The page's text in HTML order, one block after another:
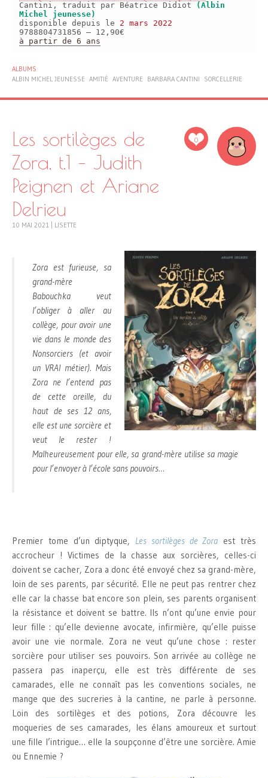
Cantini, traduit par Béatrice Didiot
(Albin
Michel jeunesse)
disponible depuis le 2 mars 2022
9788804731856 – 12,90€
à partir de 6 ans
ALBUMS
ALBIN MICHEL JEUNESSE AMITIÉ AVENTURE BARBARA CANTINI SORCELLERIE
0
Les sortilèges de
Zora, t.1 – Judith
Peignen et Ariane
Delrieu
10 MAI 2021 LISETTE
Zora est furieuse, sa
grand-mère
Babouchka veut
l’obliger à aller au
collège, pour avoir une
vie dans le monde des
Nonsorciers (et avoir
un VRAI métier). Mais
Zora ne l’entend pas
de cette oreille, du
haut de ses 12 ans,
elle est une sorcière et
veut le rester !
Malheureusement pour elle, sa grand-mère utilise sa magie
pour l’envoyer à l’école sans pouvoirs…
Premier tome d’un diptyque, Les sortilèges de Zora est très
accrocheur ! Victimes de la chasse aux sorcières, celles-ci
doivent se cacher, Zora a donc été envoyé chez sa grand-mère,
loin de ses parents, par sécurité. Elle ne peut pas rentrer chez
elle car la chasse bat encore son plein, ses parents organisent
la résistance et doivent se battre. Ils n’ont qu’une envie pour
leur fille : qu’elle devienne avocate, infirmière, qu’elle puisse
avoir une vie normale. Zora ne veut qu’une chose : rester
sorcière pour utiliser ses pouvoirs. Son arrivée au collège ne
passera pas inaperçu, elle est très différente de ses
camarades, elle ne connaît pas les conventions sociales, ne
mange que des sucreries à la cantine, ne parle à personne.
Loin des sortilèges et des potions, Zora découvre les
moqueries de ses camarades, les élans amoureux et surtout
une fille l’intrigue… elle la soupçonne d’être une sorcière. Amie
ou Ennemie ?